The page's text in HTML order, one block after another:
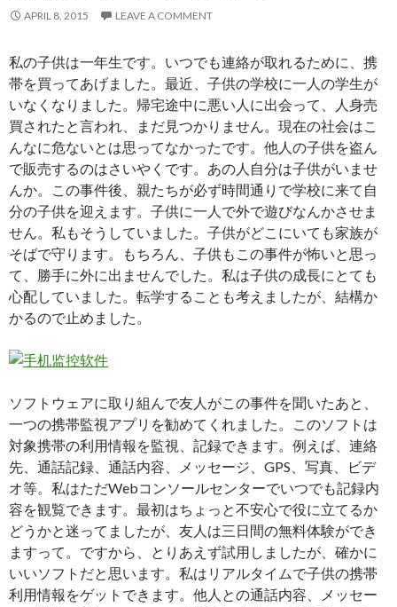
APRIL 8, 2015 LEAVE A COMMENT
私の子供は一年生です。いつでも連絡が取れるために、携
帯を買ってあげました。最近、子供の学校に一人の学生が
いなくなりました。帰宅途中に悪い人に出会って、人身売
買されたと言われ、まだ見つかりません。現在の社会はこ
んなに危ないとは思ってなかったです。他人の子供を盗ん
で販売するのはさいやくです。あの人自分は子供がいませ
んか。この事件後、親たちが必ず時間通りで学校に来て自
分の子供を迎えます。子供に一人で外で遊びなんかさせま
せん。私もそうしていました。子供がどこにいても家族が
そばで守ります。もちろん、子供もこの事件が怖いと思っ
て、勝手に外に出ませんでした。私は子供の成長にとても
心配していました。転学することも考えましたが、結構か
かるので止めました。
ソフトウェアに取り組んで友人がこの事件を聞いたあと、
一つの携帯監視アプリを勧めてくれました。このソフトは
対象携帯の利用情報を監視、記録できます。例えば、連絡
先、通話記録、通話内容、メッセージ、GPS、写真、ビデ
オ等。私はただWebコンソールセンターでいつでも記録内
容を観覧できます。最初はちょっと不安心で役に立てるか
どうかと迷ってましたが、友人は三日間の無料体験ができ
ますって。ですから、とりあえず試用しましたが、確かに
いいソフトだと思います。私はリアルタイムで子供の携帯
利用情報をゲットできます。他人との通話内容、メッセー